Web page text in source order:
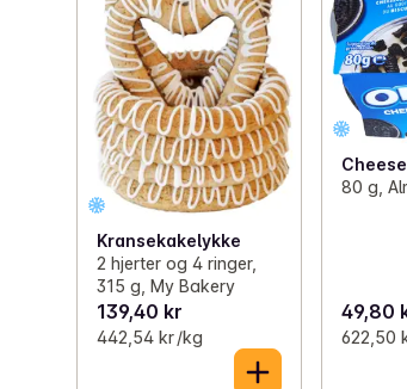
Kransekakelykke
2 hjerter og 4 ringer,
315 g, My Bakery
139,40 kr
442,54 kr /kg
80 g,
49,80
622,50